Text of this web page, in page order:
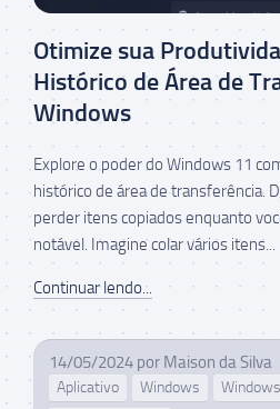
Otimize sua
Histórico de Área de
Windows
Explore o poder do Windows 11
histórico de área de transferência.
perder itens copiados enquanto
notável. Imagine colar vários itens...
Continuar lendo...
14/05/2024 por Maison da Silva
Aplicativo Windows